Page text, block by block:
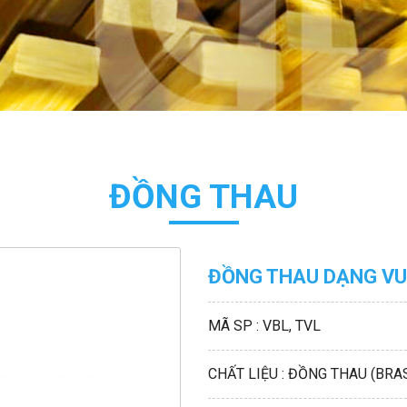
ĐỒNG THAU
ĐỒNG THAU DẠNG
MÃ SP : VBL, TVL
CHẤT LIỆU : ĐỒNG THAU